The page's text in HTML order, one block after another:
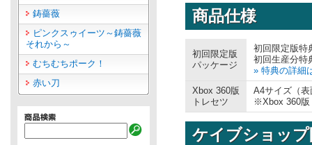
鋳薔薇
ピンクスゥイーツ～鋳薔薇
それから～
むちむちポーク！
赤い刀
商品仕様
初回限定版
パッケージ
初回限定版特
初回生産分特
» 特典の詳細
Xbox 360版
トレセツ
A4サイズ（
※Xbox 360版
ケイブショップ